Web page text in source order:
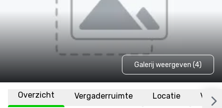
Galerij weergeven (4)
Overzicht Vergaderruimte Locatie